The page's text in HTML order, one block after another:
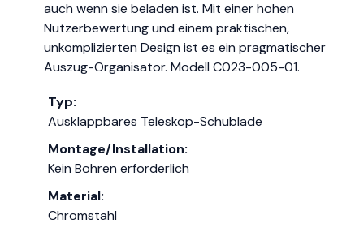
auch wenn sie beladen ist. Mit einer hohen
Nutzerbewertung und einem praktischen,
unkomplizierten Design ist es ein pragmatischer
Auszug-Organisator. Modell C023-005-01.
Typ:
Ausklappbares Teleskop-Schublade
Montage/Installation:
Kein Bohren erforderlich
Material:
Chromstahl